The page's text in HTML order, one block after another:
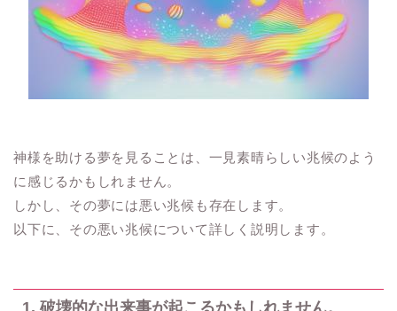
神様を助ける夢を見ることは、一見素晴らしい兆候のよう
に感じるかもしれません。
しかし、その夢には悪い兆候も存在します。
以下に、その悪い兆候について詳しく説明します。